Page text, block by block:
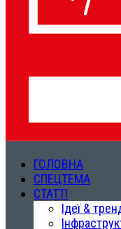
ГОЛОВНА
СПЕЦТЕМА
СТАТТІ
Ідеї &